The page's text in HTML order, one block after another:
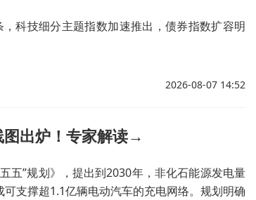
科技细分主题指数加速推出，债券指数扩容明
2026-08-07 14:52
图出炉！专家解读→
五”规划》，提出到2030年，非化石能源发电量
支撑超1.1亿辆电动汽车的充电网络。规划明确